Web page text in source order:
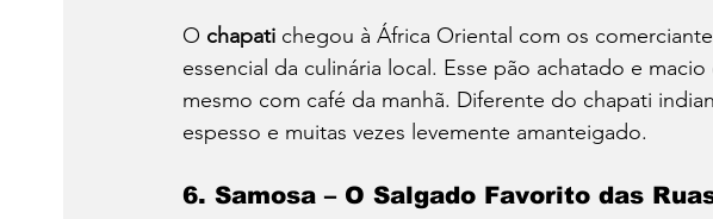
O chapati chegou à África Oriental com os
essencial da culinária local. Esse pão achatado e
mesmo com café da manhã. Diferente do chapati
espesso e muitas vezes levemente amanteigado.
6. Samosa – O Salgado Favorito das